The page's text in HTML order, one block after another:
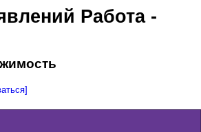
Работа-